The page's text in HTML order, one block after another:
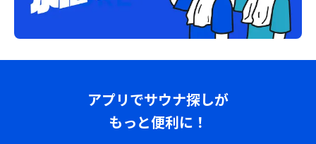
アプリでサウナ探しが
もっと便利に！